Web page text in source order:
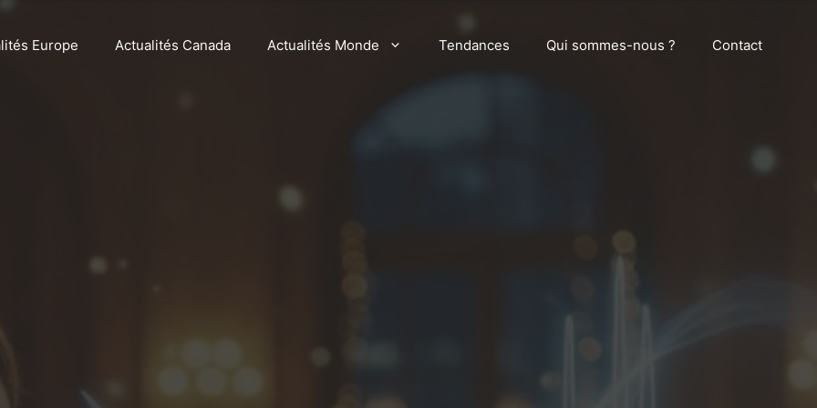
Europe Actualités Canada Actualités Monde Tendances Qui sommes-nous ? Contact